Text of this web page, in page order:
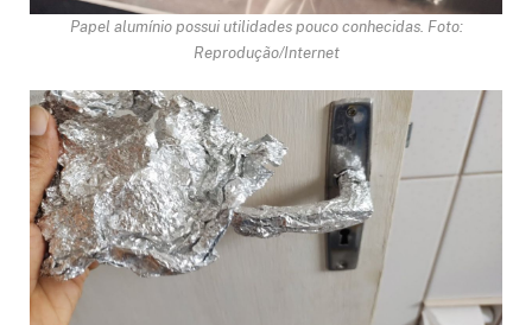
Papel alumínio possui utilidades pouco conhecidas. Foto:
Reprodução/Internet